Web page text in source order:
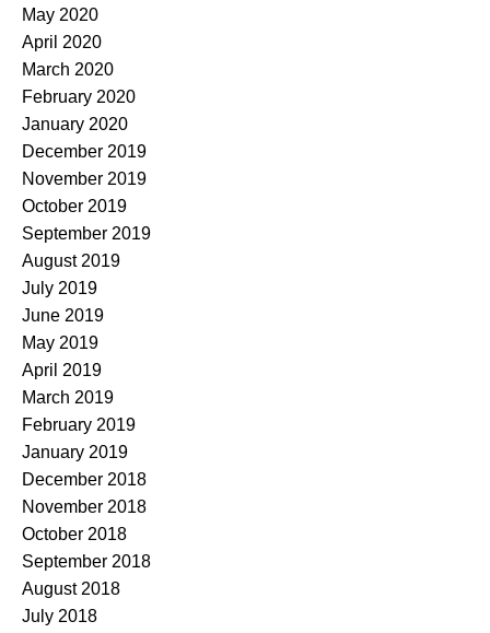
May 2020
April 2020
March 2020
February 2020
January 2020
December 2019
November 2019
October 2019
September 2019
August 2019
July 2019
June 2019
May 2019
April 2019
March 2019
February 2019
January 2019
December 2018
November 2018
October 2018
September 2018
August 2018
July 2018